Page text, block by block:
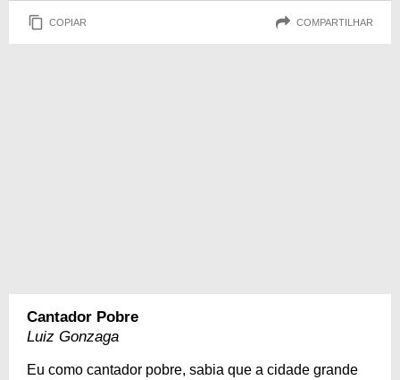
COPIAR COMPARTILHAR
Cantador Pobre
Luiz Gonzaga
Eu como cantador pobre, sabia que a cidade grande